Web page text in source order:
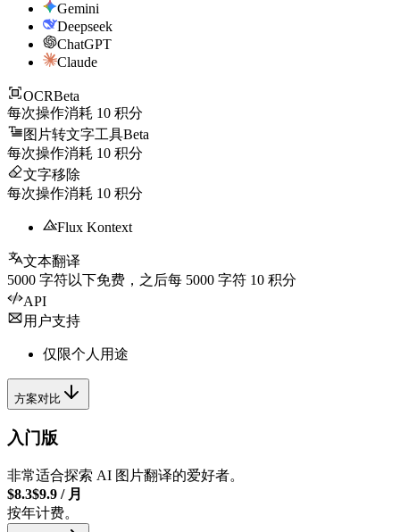
Gemini
Deepseek
ChatGPT
Claude
OCRBeta
每次操作消耗 10 积分
图片转文字工具Beta
每次操作消耗 10 积分
文字移除
每次操作消耗 10 积分
Flux Kontext
文本翻译
5000 字符以下免费，之后每 5000 字符 10 积分
API
用户支持
仅限个人用途
方案对比
入门版
非常适合探索 AI 图片翻译的爱好者。
$8.3$9.9 / 月
按年计费。